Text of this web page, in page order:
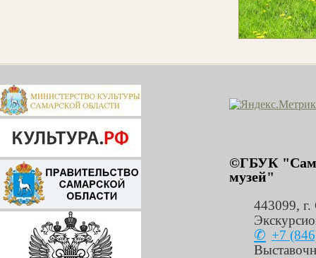
©ГБУК
музей"
443099, г.
+7